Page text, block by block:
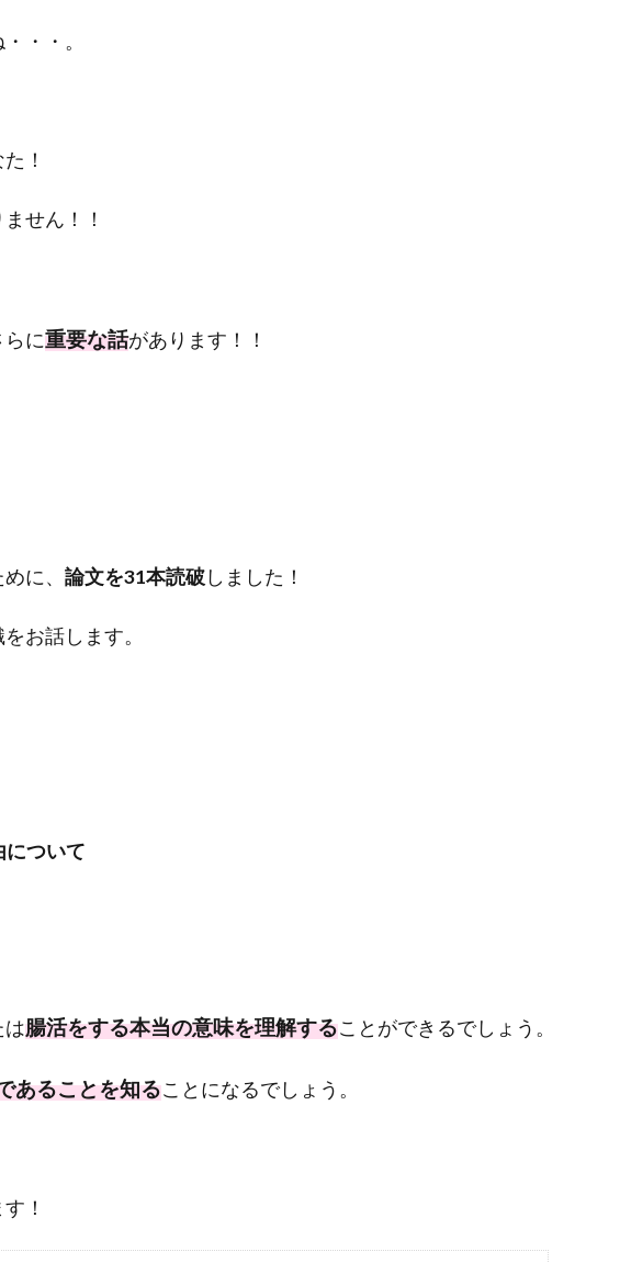
・・。
！
せん！！
らに重要な話があります！！
に、 論文を31本読破しました！
お話します。
について
は腸活をする本当の意味を理解することができるでしょう。
あることを知ることになるでしょう。
！